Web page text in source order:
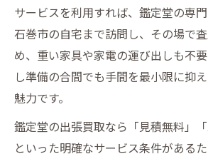
サービスを利用すれば、鑑定堂の専
石巻市の自宅まで訪問し、その場で
め、重い家具や家電の運び出しも不
し準備の合間でも手間を最小限に抑
魅力です。
鑑定堂の出張買取なら「見積無料」「
といった明確なサービス条件がある